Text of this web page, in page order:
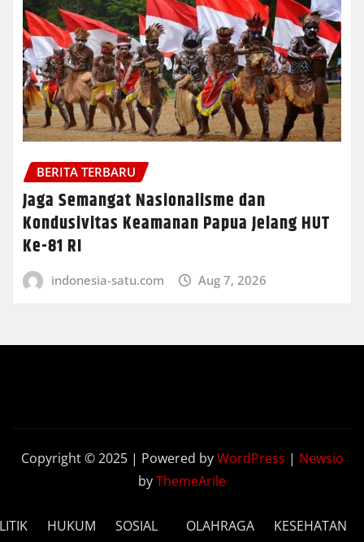
BERITA TERBARU
Jaga Semangat Nasionalisme dan
Kondusivitas Keamanan Papua Jelang HUT
Ke-81 RI
indonesia-satu.com Aug 7, 2026
Copyright © 2025 | Powered byWordPress | Newsio
byThemeArile
HUKUM
SOSIAL
OLAHRAGA KESEHATAN